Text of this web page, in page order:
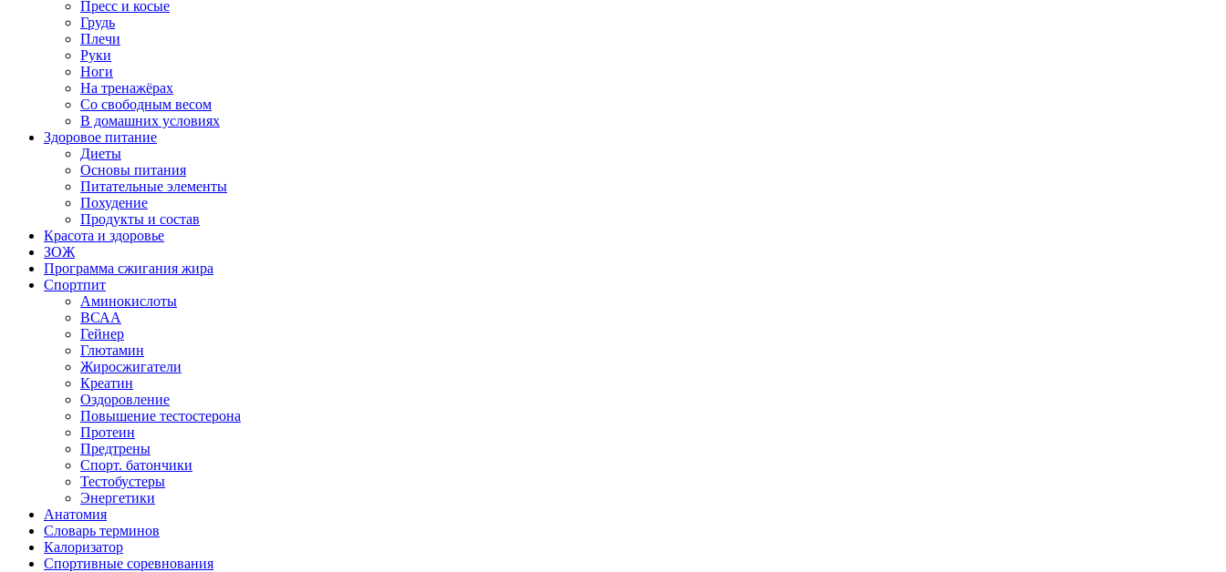
Пресс и косые
Грудь
Плечи
Руки
Ноги
На тренажёрах
Со свободным весом
В домашних условиях
Здоровое питание
Диеты
Основы питания
Питательные элементы
Похудение
Продукты и состав
Красота и здоровье
ЗОЖ
Программа сжигания жира
Спортпит
Аминокислоты
ВСАА
Гейнер
Глютамин
Жиросжигатели
Креатин
Оздоровление
Повышение тестостерона
Протеин
Предтрены
Спорт. батончики
Тестобустеры
Энергетики
Анатомия
Словарь терминов
Калоризатор
Спортивные соревнования